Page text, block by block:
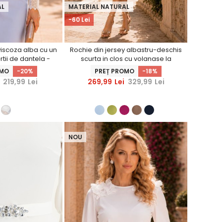
alba cu un
de dantela -
-20%
219,99 Lei
-60 Lei
MATERIAL NATURAL
Rochie din jersey albastru-deschis
scurta in clos cu volanase la
maneca - StarShinerS
PREȚ PROMO -18%
269,99 Lei 329,99 Lei
NOU